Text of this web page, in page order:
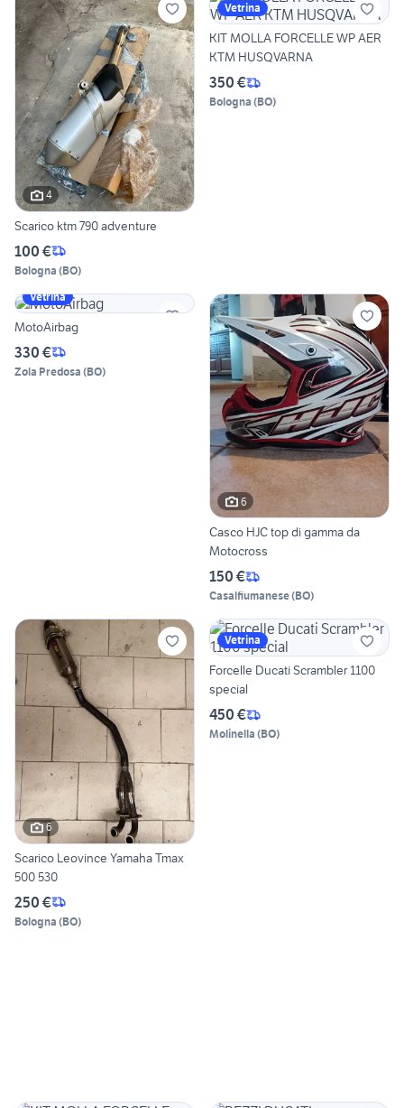
4
Scarico ktm 790 adventure
100 €
Bologna (BO)
Vetrina
KIT MOLLA FORCELLE WP AER
KTM HUSQVARNA
350 €
Bologna (BO)
Vetrina
MotoAirbag
330 €
Zola Predosa (BO)
6
Casco HJC top di gamma da
Motocross
150 €
Casalfiumanese(BO)
6
Scarico Leovince Yamaha Tmax
500 530
250 €
Bologna (BO)
Vetrina
Forcelle Ducati Scrambler 1100
special
450 €
Molinella (BO)